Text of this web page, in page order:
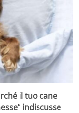
il tuo cane
indiscusse